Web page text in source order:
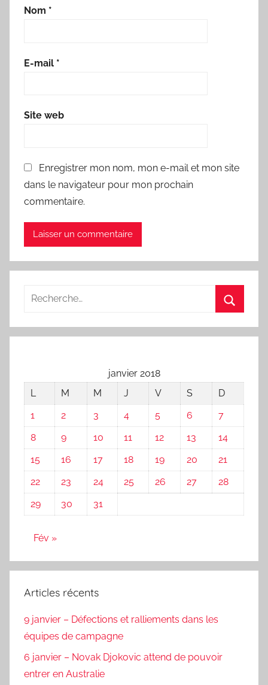
Nom *
E-mail *
Site web
Enregistrer mon nom, mon e-mail et mon site
dans le navigateur pour mon prochain
commentaire.
janvier 2018
L
M M J V S
D
1
2 3 4 5 6
7
8
9 10 11 12 13
14
15
16 17 18 19 20
21
22
23 24 25 26 27
28
29
30 31
Fév »
Articles récents
9 janvier – Défections et ralliements dans les
équipes de campagne
6 janvier – Novak Djokovic attend de pouvoir
entrer en Australie